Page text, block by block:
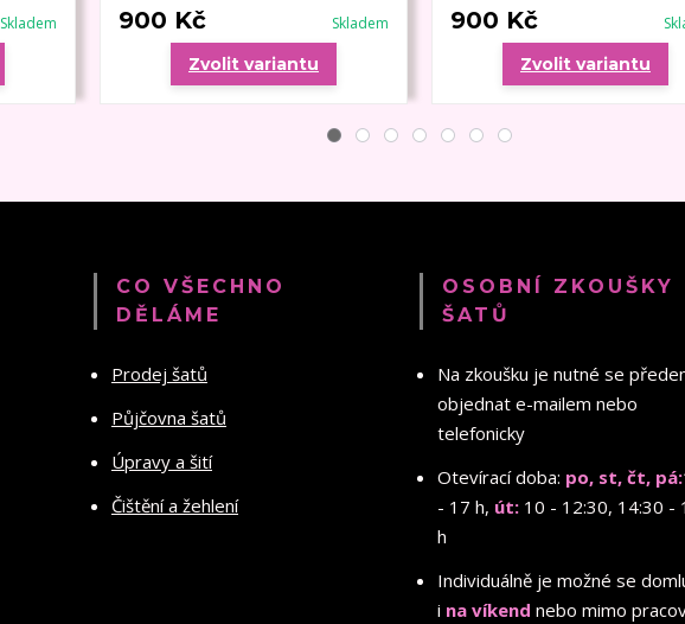
Skladem 900 Kč Skladem
Zvolit variantu
900 Kč
Zvolit variantu
CO VŠECHNO
DĚLÁME
Prodej šatů
Půjčovna šatů
Úpravy a šití
Čištění a žehlení
OSOBNÍ ZKOUŠKY
ŠATŮ
Na zkoušku je nutné se
objednat e-mailem nebo
telefonicky
Otevírací doba: po, st, čt, pá:
- 17 h, út: 10 - 12:30, 14:30 -
h
Individuálně je možné se
i na víkend nebo mimo